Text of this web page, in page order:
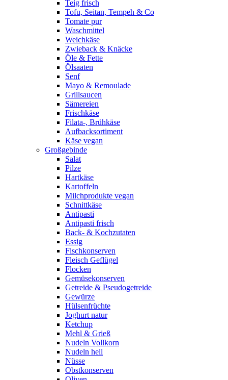
Teig frisch
Tofu, Seitan, Tempeh & Co
Tomate pur
Waschmittel
Weichkäse
Zwieback & Knäcke
Öle & Fette
Ölsaaten
Senf
Mayo & Remoulade
Grillsaucen
Sämereien
Frischkäse
Filata-, Brühkäse
Aufbacksortiment
Käse vegan
Großgebinde
Salat
Pilze
Hartkäse
Kartoffeln
Milchprodukte vegan
Schnittkäse
Antipasti
Antipasti frisch
Back- & Kochzutaten
Essig
Fischkonserven
Fleisch Geflügel
Flocken
Gemüsekonserven
Getreide & Pseudogetreide
Gewürze
Hülsenfrüchte
Joghurt natur
Ketchup
Mehl & Grieß
Nudeln Vollkorn
Nudeln hell
Nüsse
Obstkonserven